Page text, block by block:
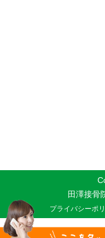
田澤接骨
プライバシーポ